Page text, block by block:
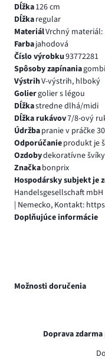
Dĺžka126 cm
Dĺžkaregular
MateriálVrchný materiál:
Farbajahodová
Číslo výrobku93772281
Spôsoby zapínania
VýstrihV-výstrih, hlboký
Goliergolier s légou
Dĺžkastredne dlhá/midi
Dĺžka rukávov7/8-ový
Údržbapranie v práčke
Odporúčanieprodukt je
Ozdobydekoratívne švíky
Značkabonprix
Hospodársky subjekt je
Handelsgesellschaft
| Nemecko, Kontakt:
Doplňujúce informácie
Možnosti doručenia
Doprava zdarma